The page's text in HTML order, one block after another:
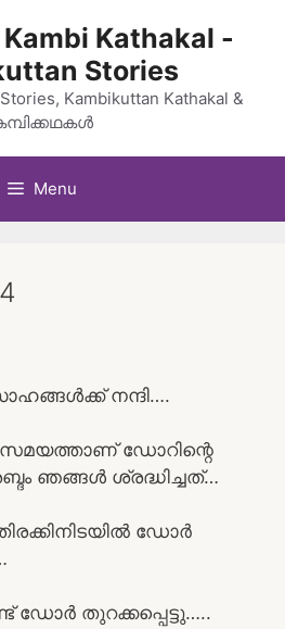
Kathakal -
Stories
Kambikuttan Kathakal &
Menu
നന്ദി….
സമയത്താണ് ഡോറിന്റെ
ഞങ്ങൾ ശ്രദ്ധിച്ചത്…
ഡോർ
ഡോർ തുറക്കപ്പെട്ടു…..